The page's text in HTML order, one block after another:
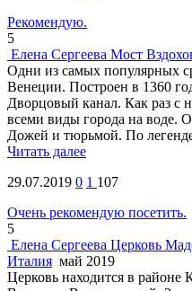
Рекомендую.
5
Елена Сергеева Мост
Одни из самых популярных
Венеции. Построен в 1360
Дворцовый канал. Как раз с
всеми виды города на воде.
Дожей и тюрьмой. По
Читать далее
29.07.2019 0 1 107
Очень рекомендую посетить.
5
Елена Сергеева Церковь
Италия май 2019
Церковь находится в районе